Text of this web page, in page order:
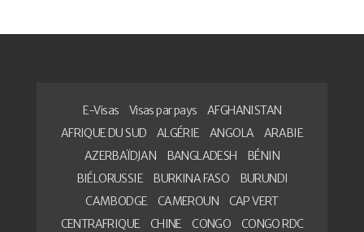
E-Visas Visas par pays
AFGHANISTAN
AFRIQUE DU SUD
ALGÉRIE ANGOLA
ARABIE
AZERBAÏDJAN
BANGLADESH
BÉNIN
BIÉLORUSSIE
BURKINA FASO
BURUNDI
CAMBODGE
CAMEROUN
CAP VERT
CENTRAFRIQUE
CHINE CONGO
CONGO RDC